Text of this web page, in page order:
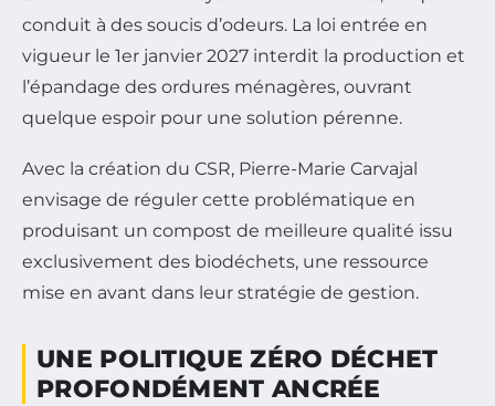
conduit à des soucis d’odeurs. La loi entrée en
vigueur le 1er janvier 2027 interdit la production et
l’épandage des ordures ménagères, ouvrant
quelque espoir pour une solution pérenne.
Avec la création du CSR, Pierre-Marie Carvajal
envisage de réguler cette problématique en
produisant un compost de meilleure qualité issu
exclusivement des biodéchets, une ressource
mise en avant dans leur stratégie de gestion.
UNE POLITIQUE ZÉRO DÉCHET
PROFONDÉMENT ANCRÉE